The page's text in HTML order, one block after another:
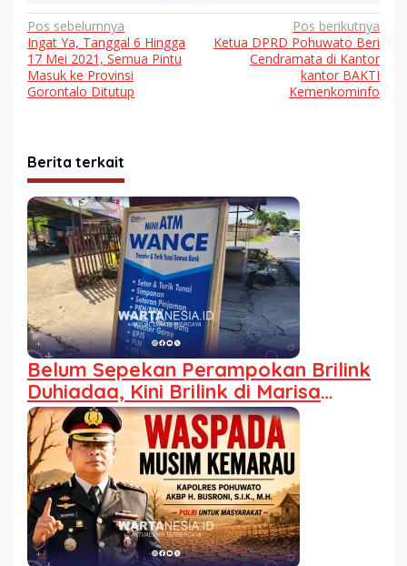
Navigasi
pos
Pos sebelumnya
Ingat Ya, Tanggal 6 Hingga
17 Mei 2021, Semua Pintu
Masuk ke Provinsi
Gorontalo Ditutup
Pos berikutnya
Ketua DPRD Pohuwato Beri
Cendramata di Kantor
kantor BAKTI
Kemenkominfo
Berita terkait
Belum Sepekan Perampokan Brilink
Duhiadaa, Kini Brilink di Marisa
Utara Kehilangan Rp40 Juta